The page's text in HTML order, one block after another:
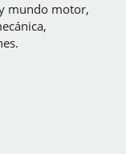
mundo motor,